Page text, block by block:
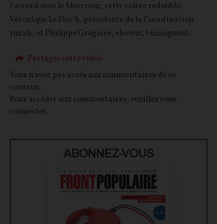
l'accord avec le Mercosur, cette colère redouble.
Véronique Le Floc'h, présidente de la Coordination
rurale, et Philippe Grégoire, éleveur, témoignent.
Partager cette vidéo
Vous n'avez pas accès aux commentaires de ce
contenu.
Pour accéder aux commentaires, veuillez vous
connecter.
ABONNEZ-VOUS